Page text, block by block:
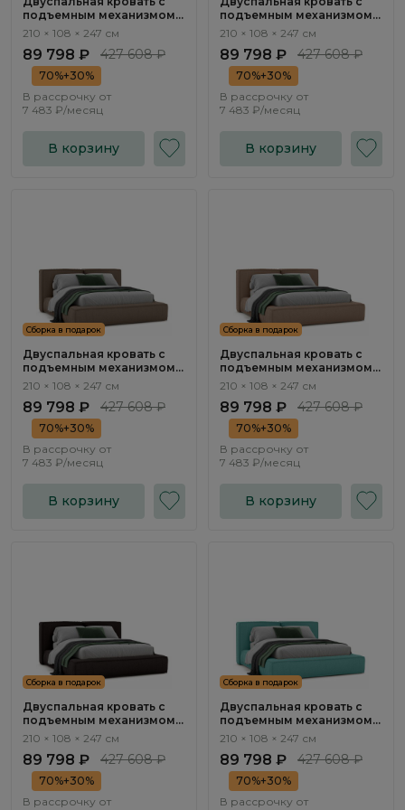
подъемным механизмом
Нью-Йорк / New York
210 × 108 × 247 см
89 798 ₽ 427 608 ₽
70%+30%
В рассрочку от
7 483 ₽/месяц
В корзину
подъемным механизмом
Нью-Йорк / New York
210 × 108 × 247 см
89 798 ₽ 427 608 ₽
70%+30%
В рассрочку от
7 483 ₽/месяц
В корзину
Сборка в подарок
Двуспальная кровать с
подъемным механизмом
Нью-Йорк / New York
210 × 108 × 247 см
89 798 ₽ 427 608 ₽
70%+30%
В рассрочку от
7 483 ₽/месяц
В корзину
Сборка в подарок
Двуспальная кровать с
подъемным механизмом
Нью-Йорк / New York
210 × 108 × 247 см
89 798 ₽ 427 608 ₽
70%+30%
В рассрочку от
7 483 ₽/месяц
В корзину
Сборка в подарок
Двуспальная кровать с
подъемным механизмом
Нью-Йорк / New York
210 × 108 × 247 см
89 798 ₽ 427 608 ₽
70%+30%
В рассрочку от
Сборка в подарок
Двуспальная кровать с
подъемным механизмом
Нью-Йорк / New York
210 × 108 × 247 см
89 798 ₽ 427 608 ₽
70%+30%
В рассрочку от